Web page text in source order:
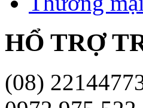
HỔ TRỢ
(08)